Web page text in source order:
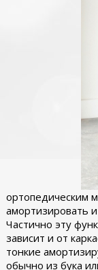
ортопедическим
амортизировать
Частично эту
зависит и от
тонкие
обычно из бука